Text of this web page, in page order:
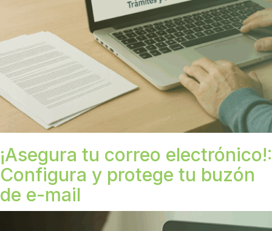
¡Asegura tu correo electrónico!:
Configura y protege tu buzón
de e-mail